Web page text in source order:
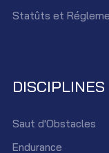
Statûts et
Saut d'Obstacles
Endurance